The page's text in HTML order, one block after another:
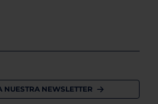
NUESTRA NEWSLETTER